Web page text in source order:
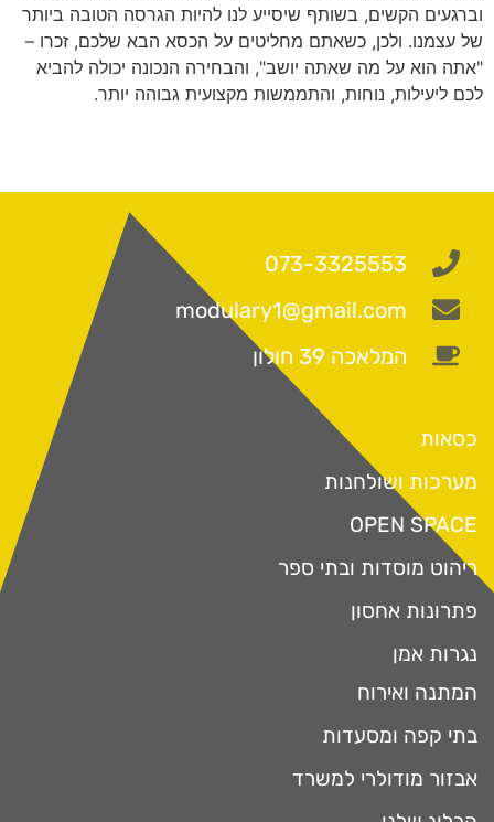
וברגעים הקשים, בשותף שיסייע לנו להיות הגרסה הטובה ביותר
של עצמנו. ולכן, כשאתם מחליטים על הכסא הבא שלכם, זכרו –
"אתה הוא על מה שאתה יושב", והבחירה הנכונה יכולה להביא
לכם ליעילות, נוחות, והתממשות מקצועית גבוהה יותר.
073-3325553
modulary1@gmail.com
המלאכה 39 חולון
כסאות
מערכות ושולחנות
OPEN SPACE
ריהוט מוסדות ובתי ספר
פתרונות אחסון
נגרות אמן
המתנה ואירוח
בתי קפה ומסעדות
אבזור מודולרי למשרד